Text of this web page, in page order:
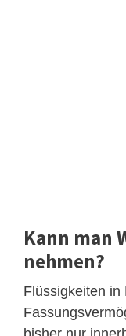
Kann man
nehmen?
Flüssigkeiten in